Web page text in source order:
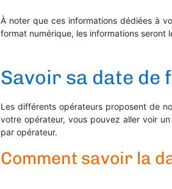
À noter que ces informations dédiées à
format numérique, les informations seront
Savoir sa date de
Les différents opérateurs proposent de
votre opérateur, vous pouvez aller voir
par opérateur.
Comment savoir la